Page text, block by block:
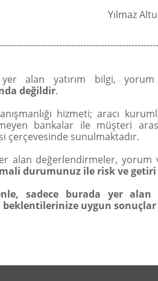
Yılmaz
yer alan yatırım bilgi,
değildir.
hizmeti; aracı
bankalar ile müşteri
çerçevesinde sunulmaktadır.
alan değerlendirmeler, yorum
durumunuz ile risk ve
sadece burada yer alan
beklentilerinize uygun